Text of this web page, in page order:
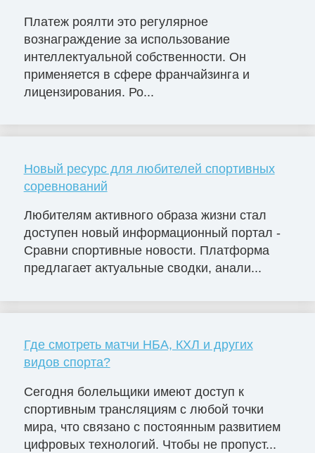
Платеж роялти это регулярное
вознаграждение за использование
интеллектуальной собственности. Он
применяется в сфере франчайзинга и
лицензирования. Ро...
Новый ресурс для любителей спортивных
соревнований
Любителям активного образа жизни стал
доступен новый информационный портал -
Сравни спортивные новости. Платформа
предлагает актуальные сводки, анали...
Где смотреть матчи НБА, КХЛ и других
видов спорта?
Сегодня болельщики имеют доступ к
спортивным трансляциям с любой точки
мира, что связано с постоянным развитием
цифровых технологий. Чтобы не пропуст...